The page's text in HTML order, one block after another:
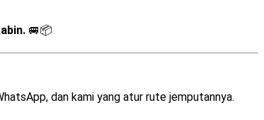
🚐📦
dan kami yang atur rute jemputannya.